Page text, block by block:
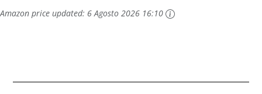
Amazon price updated: 6 Agosto 2026 16:10